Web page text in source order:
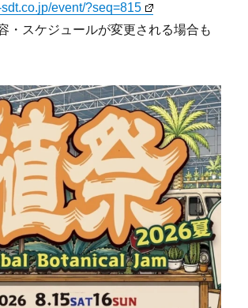
event/?seq=815
・スケジュールが変更される場合も